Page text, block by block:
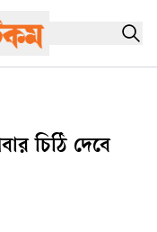
চিঠি দেবে